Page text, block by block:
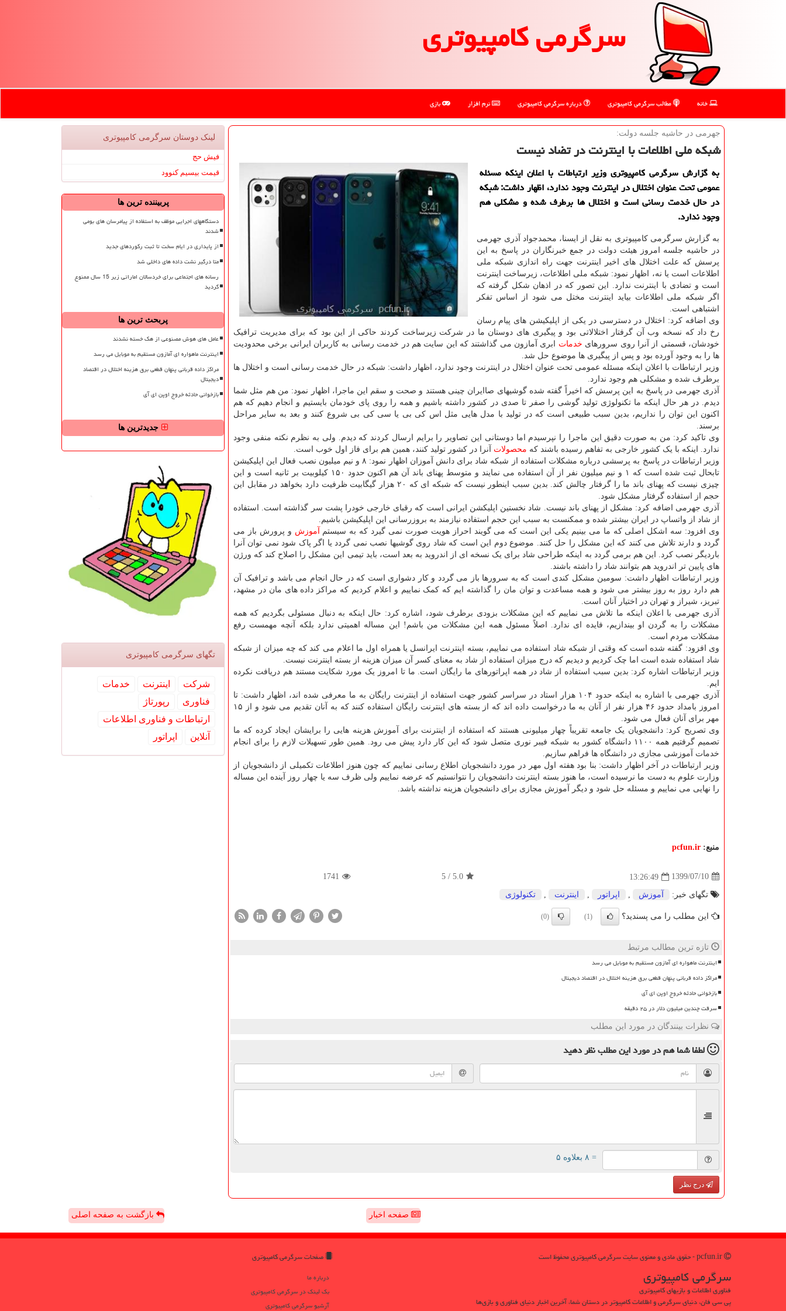
سرگرمی كامپیوتری
خانه مطالب سرگرمی كامپیوتری درباره سرگرمی كامپیوتری نرم افزار بازی
جهرمی در حاشیه جلسه دولت:
شبكه ملی اطلاعات با اینترنت در تضاد نیست
به گزارش سرگرمی كامپیوتری وزیر ارتباطات با اعلان اینكه مسئله
عمومی تحت عنوان اختلال در اینترنت وجود ندارد، اظهار داشت: شبكه
در حال خدمت رسانی است و اختلال ها برطرف شده و مشكلی هم
وجود ندارد.
به گزارش سرگرمی کامپیوتری به نقل از ایسنا، محمدجواد آذری جهرمی
در حاشیه جلسه امروز هیئت دولت در جمع خبرنگاران در پاسخ به این
پرسش که علت اختلال های اخیر اینترنت جهت راه اندازی شبکه ملی
اطلاعات است یا نه، اظهار نمود: شبکه ملی اطلاعات، زیرساخت اینترنت
است و تضادی با اینترنت ندارد. این تصور که در اذهان شکل گرفته که
اگر شبکه ملی اطلاعات بیاید اینترنت مختل می شود از اساس تفکر
اشتباهی است.
وی اضافه کرد: اختلال در دسترسی در یکی از اپلیکیشن های پیام رسان
رخ داد که نسخه وب آن گرفتار اختلالاتی بود و پیگیری های دوستان ما در شرکت زیرساخت کردند حاکی از این بود که برای مدیریت ترافیک
خودشان، قسمتی از آنرا روی سرورهای خدمات ابری آمازون می گذاشتند که این سایت هم در خدمت رسانی به کاربران ایرانی برخی محدودیت
ها را به وجود آورده بود و پس از پیگیری ها موضوع حل شد.
وزیر ارتباطات با اعلان اینکه مسئله عمومی تحت عنوان اختلال در اینترنت وجود ندارد، اظهار داشت: شبکه در حال خدمت رسانی است و اختلال ها
برطرف شده و مشکلی هم وجود ندارد.
آذری جهرمی در پاسخ به این پرسش که اخیراً گفته شده گوشیهای صاایران چینی هستند و صحت و سقم این ماجرا، اظهار نمود: من هم مثل شما
دیدم. در هر حال اینکه ما تکنولوژی تولید گوشی را صفر تا صدی در کشور داشته باشیم و همه را روی پای خودمان بایستیم و انجام دهیم که هم
اکنون این توان را نداریم، بدین سبب طبیعی است که در تولید با مدل هایی مثل اس کی بی یا سی کی بی شروع کنند و بعد به سایر مراحل
برسند.
وی تاکید کرد: من به صورت دقیق این ماجرا را نپرسیدم اما دوستانی این تصاویر را برایم ارسال کردند که دیدم. ولی به نظرم نکته منفی وجود
ندارد. اینکه با یک کشور خارجی به تفاهم رسیده باشند که محصولات آنرا در کشور تولید کنند، همین هم برای فاز اول خوب است.
وزیر ارتباطات در پاسخ به پرسشی درباره مشکلات استفاده از شبکه شاد برای دانش آموزان اظهار نمود: ۸ و نیم میلیون نصب فعال این اپلیکیشن
تابحال ثبت شده است که ۱ و نیم میلیون نفر از آن استفاده می نمایند و متوسط پهنای باند آن هم اکنون حدود ۱۵۰ کیلوبیت بر ثانیه است و این
چیزی نیست که پهنای باند ما را گرفتار چالش کند. بدین سبب اینطور نیست که شبکه ای که ۲۰ هزار گیگابیت ظرفیت دارد بخواهد در مقابل این
حجم از استفاده گرفتار مشکل شود.
آذری جهرمی اضافه کرد: مشکل از پهنای باند نیست. شاد نخستین اپلیکشن ایرانی است که رقبای خارجی خودرا پشت سر گذاشته است. استفاده
از شاد از واتساپ در ایران بیشتر شده و ممکنست به سبب این حجم استفاده نیازمند به بروزرسانی این اپلیکیشن باشیم.
وی افزود: سه اشکل اصلی که ما می بینیم یکی این است که می گویند احراز هویت صورت نمی گیرد که به سیستم
آموزش و پرورش باز می
گردد و دارند تلاش می کنند که این مشکل را حل کنند. موضوع دوم این است که شاد روی گوشیها نصب نمی گردد یا اگر پاک شود نمی توان آنرا
باردیگر نصب کرد. این هم برمی گردد به اینکه طراحی شاد برای یک نسخه ای از اندروید به بعد است، باید تیمی این مشکل را اصلاح کند که ورژن
های پایین تر اندروید هم بتوانند شاد را داشته باشند.
وزیر ارتباطات اظهار داشت: سومین مشکل کندی است که به سرورها باز می گردد و کار دشواری است که در حال انجام می باشد و ترافیک آن
هم دارد روز به روز بیشتر می شود و همه مساعدت و توان مان را گذاشته ایم که کمک نماییم و اعلام کردیم که مراکز داده های مان در مشهد،
تبریز، شیراز و تهران در اختیار آنان است.
آذری جهرمی با اعلان اینکه ما تلاش می نماییم که این مشکلات بزودی برطرف شود، اشاره کرد: حال اینکه به دنبال مسئولی بگردیم که همه
مشکلات را به گردن او بیندازیم، فایده ای ندارد. اصلاً مسئول همه این مشکلات من باشم! این مساله اهمیتی ندارد بلکه آنچه مهمست رفع
مشکلات مردم است.
وی افزود: گفته شده است که وقتی از شبکه شاد استفاده می نماییم، بسته اینترنت ایرانسل یا همراه اول ما اعلام می کند که چه میزان از شبکه
شاد استفاده شده است اما چک کردیم و دیدیم که درج میزان استفاده از شاد به معنای کسر آن میزان هزینه از بسته اینترنت نیست.
وزیر ارتباطات اشاره کرد: بدین سبب استفاده از شاد در همه اپراتورهای ما رایگان است. ما تا امروز یک مورد شکایت مستند هم دریافت نکرده
ایم.
آذری جهرمی با اشاره به اینکه حدود ۱۰۴ هزار استاد در سراسر کشور جهت استفاده از اینترنت رایگان به ما معرفی شده اند، اظهار داشت: تا
امروز بامداد حدود ۴۶ هزار نفر از آنان به ما درخواست داده اند که از بسته های اینترنت رایگان استفاده کنند که به آنان تقدیم می شود و از ۱۵
مهر برای آنان فعال می شود.
وی تصریح کرد: دانشجویان یک جامعه تقریباً چهار میلیونی هستند که استفاده از اینترنت برای آموزش هزینه هایی را برایشان ایجاد کرده که ما
تصمیم گرفتیم همه ۱۱۰۰ دانشگاه کشور به شبکه فیبر نوری متصل شود که این کار دارد پیش می رود. همین طور تسهیلات لازم را برای انجام
خدمات آموزشی مجازی در دانشگاه ها فراهم سازیم.
وزیر ارتباطات در آخر اظهار داشت: بنا بود هفته اول مهر در مورد دانشجویان اطلاع رسانی نماییم که چون هنوز اطلاعات تکمیلی از دانشجویان از
وزارت علوم به دست ما نرسیده است، ما هنوز بسته اینترنت دانشجویان را نتوانستیم که عرضه نماییم ولی ظرف سه یا چهار روز آینده این مساله
را نهایی می نماییم و مسئله حل شود و دیگر آموزش مجازی برای دانشجویان هزینه نداشته باشد.
منبع: pcfun.ir
1399/07/10
13:26:49
5.0
/
5
1741
تگهای خبر: آموزش اپراتور اینترنت تكنولوژی
این مطلب را می پسندید؟ (1)
(0)
تازه ترین مطالب مرتبط
اینترنت ماهواره ای آمازون مستقیم به موبایل می رسد
مراکز داده قربانی پنهان قطعی برق هزینه اختلال در اقتصاد دیجیتال
بازخوانی حادثه خروج اوپن ای آی
سرقت چندین میلیون دلار در ۲۵ دقیقه
نظرات بینندگان در مورد این مطلب
لطفا شما همدر مورد این مطلبنظر دهید
= ۸ بعلاوه ۵
درج نظر
لینک دوستان سرگرمی كامپیوتری
فیش حج
قیمت بیسیم کنوود
پربیننده ترین ها
دستگاههای اجرایی موظف به استفاده از پیامرسان های بومی
شدند
از پایداری در ایام سخت تا ثبت رکوردهای جدید
متا درگیر نشت داده های داخلی شد
رسانه های اجتماعی برای خردسالان اماراتی زیر 15 سال ممنوع
گردید
پربحث ترین ها
عامل های هوش مصنوعی از هک خسته نشدند
اینترنت ماهواره ای آمازون مستقیم به موبایل می رسد
مراکز داده قربانی پنهان قطعی برق هزینه اختلال در اقتصاد
دیجیتال
بازخوانی حادثه خروج اوپن ای آی
جدیدترین ها
تگهای سرگرمی كامپیوتری
شركت اینترنت
خدمات
فناوری
رپورتاژ
ارتباطات و فناوری اطلاعات
آنلاین
اپراتور
صفحه اخبار بازگشت به صفحه اصلی
سرگرمی كامپیوتری
فناوری اطلاعات و بازیهای کامپیوتری
پی سی فان، دنیای سرگرمی و اطلاعات کامپیوتر در دستان شما، آخرین اخبار دنیای فناوری و بازی‌ها
صفحات سرگرمی كامپیوتری
درباره ما
بک لینک در سرگرمی كامپیوتری
آرشیو سرگرمی كامپیوتری